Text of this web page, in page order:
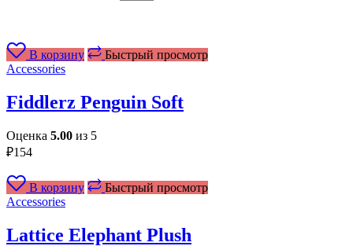
В корзину
Быстрый просмотр
Accessories
Fiddlerz Penguin Soft
Оценка 5.00 из 5
₽154
В корзину
Быстрый просмотр
Accessories
Lattice Elephant Plush